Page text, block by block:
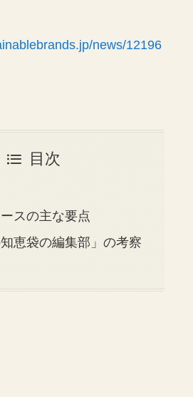
news/12196
目次
スの主な要点
知恵袋の編集部」の考察